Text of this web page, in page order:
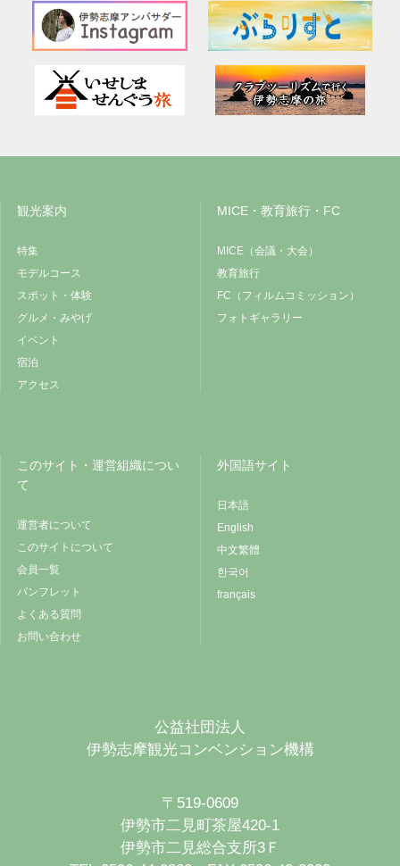
観光案内
特集
モデルコース
スポット・体験
グルメ・みやげ
イベント
宿泊
アクセス
MICE・教育旅行・FC
MICE（会議・大会）
教育旅行
FC（フィルムコミッション）
フォトギャラリー
このサイト・運営組織につい
て
運営者について
このサイトについて
会員一覧
パンフレット
よくある質問
お問い合わせ
外国語サイト
日本語
English
中文繁體
한국어
français
公益社団法人
伊勢志摩観光コンベンション機構
〒519-0609
伊勢市二見町茶屋420-1
伊勢市二見総合支所3Ｆ